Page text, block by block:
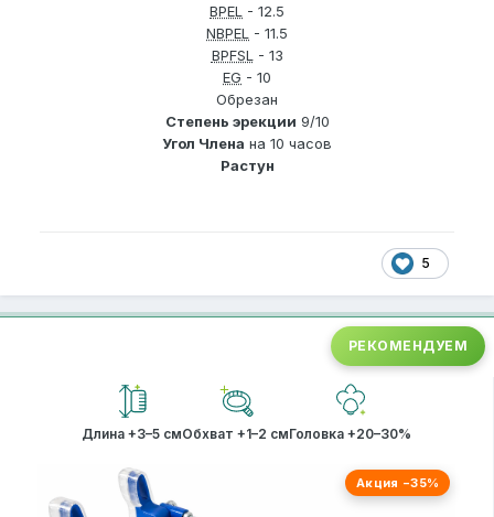
BPEL
- 12.5
NBPEL
- 11.5
BPFSL
- 13
EG - 10
Обрезан
Степень эрекции 9/10
Угол Члена на 10 часов
Растун
5
РЕКОМЕНДУЕМ
Длина +3–5 смОбхват +1–2 смГоловка +20–30%
Акция −35%